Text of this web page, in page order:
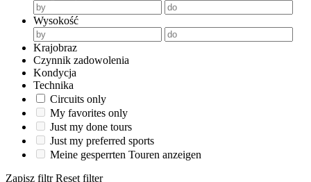
Wysokość
Krajobraz
Czynnik zadowolenia
Kondycja
Technika
Circuits only
My favorites only
Just my done tours
Just my preferred sports
Meine gesperrten Touren anzeigen
Zapisz filtr Reset filter